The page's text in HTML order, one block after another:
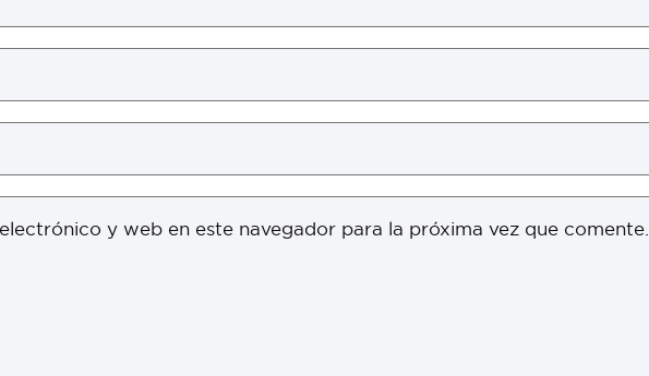
y web en este navegador para la próxima vez que comente.